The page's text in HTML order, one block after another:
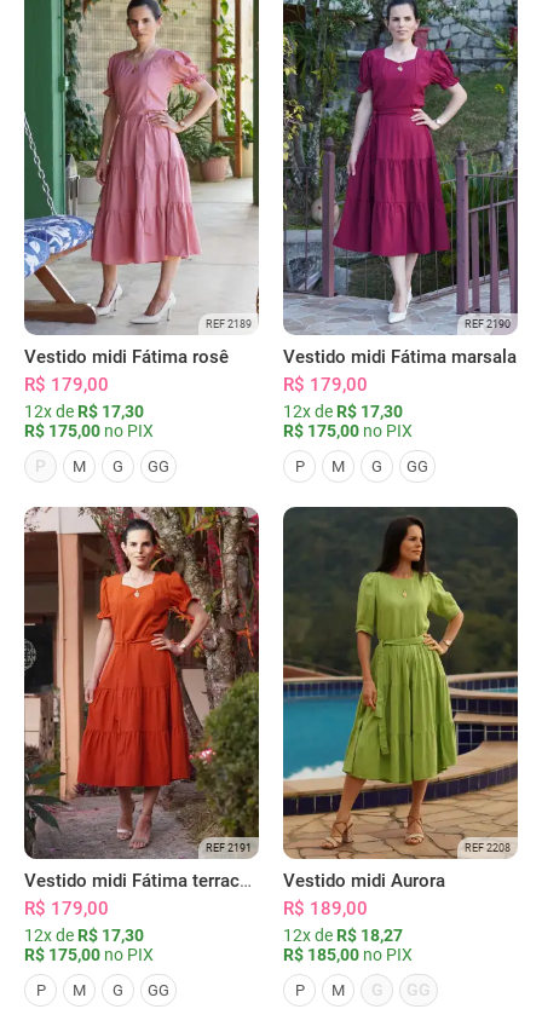
REF 2189
Vestido midi Fátima rosê
R$ 179,00
12x de R$ 17,30
R$ 175,00 no PIX
P
M G GG
REF 2190
Vestido midi Fátima marsala
R$ 179,00
12x de R$ 17,30
R$ 175,00 no PIX
P M G GG
REF 2191
Vestido midi Fátima terracota
R$ 179,00
12x de R$ 17,30
R$ 175,00 no PIX
P M G GG
REF 2208
Vestido midi Aurora
R$ 189,00
12x de R$ 18,27
R$ 185,00 no PIX
P M G GG